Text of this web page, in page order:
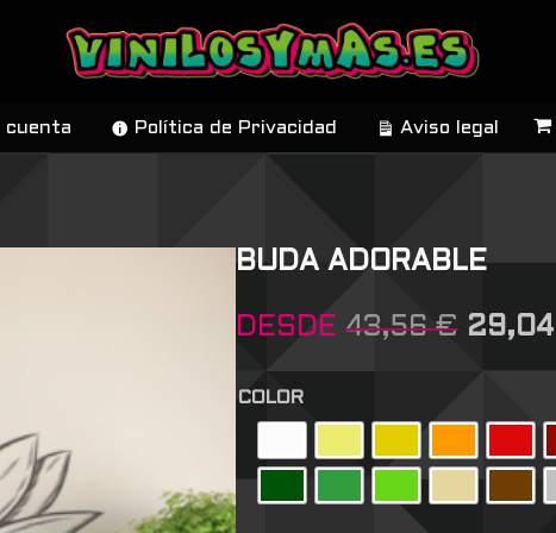
cuenta Política de Privacidad Aviso legal
BUDA ADORABLE
DESDE 43,56€ 29,04
COLOR